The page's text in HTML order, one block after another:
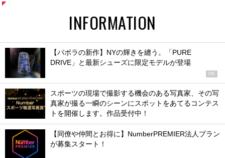
INFORMATION
【バボラの新作】NYの輝きを纏う。「PURE
DRIVE」と最新シューズに限定モデルが登場
PR
スポーツの現場で撮影する機会のある写真家、その写
真家が撮る一瞬のシーンにスポットをあてるコンテス
トを開催します。作品受付中！
【同僚や仲間とお得に】NumberPREMIER法人プラン
が募集スタート！